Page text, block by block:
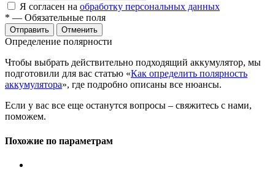
Я согласен на обработку персональных данных
* — Обязательные поля
Отменить
Определение полярности
Чтобы выбрать действительно подходящий аккумулятор, мы
подготовили для вас статью «Как определить полярность
аккумулятора», где подробно описаны все нюансы.
Если у вас все еще останутся вопросы – свяжитесь с нами,
поможем.
Похожие по параметрам